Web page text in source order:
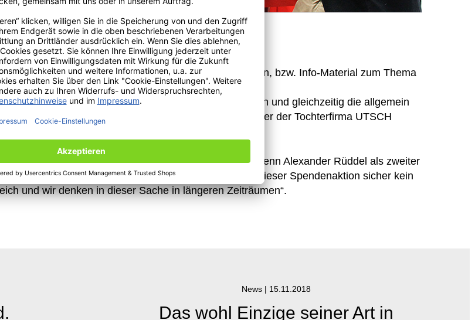
allen UTSCH-Prägestellen Sammelboxen aufzustellen, bzw. Info-Material zum Thema
Care einer breiteren Öffentlichkeit nahe zu bringen und gleichzeitig die allgemein
Stiftung zu nutzen“ so Alexander Kulik, Geschäftsführer der Tochterfirma UTSCH
UTSCH-Prägestellen.
zu 100% Maama Care zugutekommen, auch wenn Alexander Rüddel als zweiter
betrachtet: „Realistischerweise werden wir mit dieser Spendenaktion sicher kein
und wir denken in dieser Sache in längeren Zeiträumen“.
News | 15.11.2018
Das wohl Einzige seiner Art in